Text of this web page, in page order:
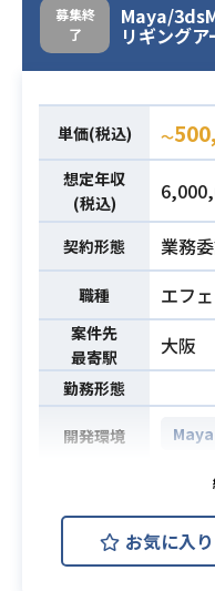
業務内容
- バト
光等
む）
・グ
・品
ェア
・効
・モ
適化
グ
・ゲ
演出
・
のツ
経験3
・ワ
・3D
制作物
募集終
了
Maya/
リギング
単価(税込) 〜
想定年収
(税込)
契約形態 業務
職種 エフ
案件先
最寄駅
大阪
勤務形態
開発環境 Maya
業務内容
大手
用さ
ゲー
なっ
お気に入り